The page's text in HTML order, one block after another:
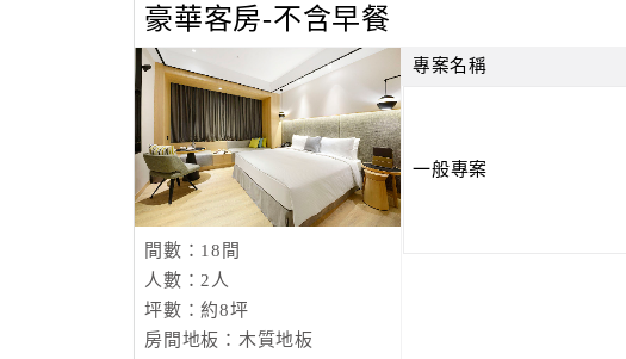
豪華客房-不含早餐
間數：18間
人數：2人
坪數：約8坪
房間地板：木質地板
專案名稱
一般專案